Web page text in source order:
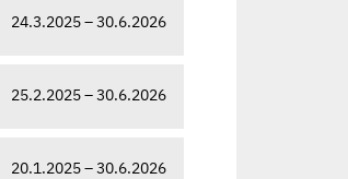
24.3.2025 – 30.6.2026
25.2.2025 – 30.6.2026
20.1.2025 – 30.6.2026